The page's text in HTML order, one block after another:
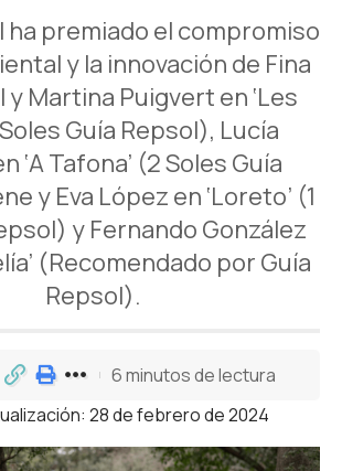
ha premiado el compromiso
y la innovación de Fina
y Martina Puigvert en ‘Les
Guía Repsol), Lucía
‘A Tafona’ (2 Soles Guía
y Eva López en ‘Loreto’ (1
y Fernando González
(Recomendado por Guía
Repsol).
28 de febrero de 2024
6 minutos de lectura